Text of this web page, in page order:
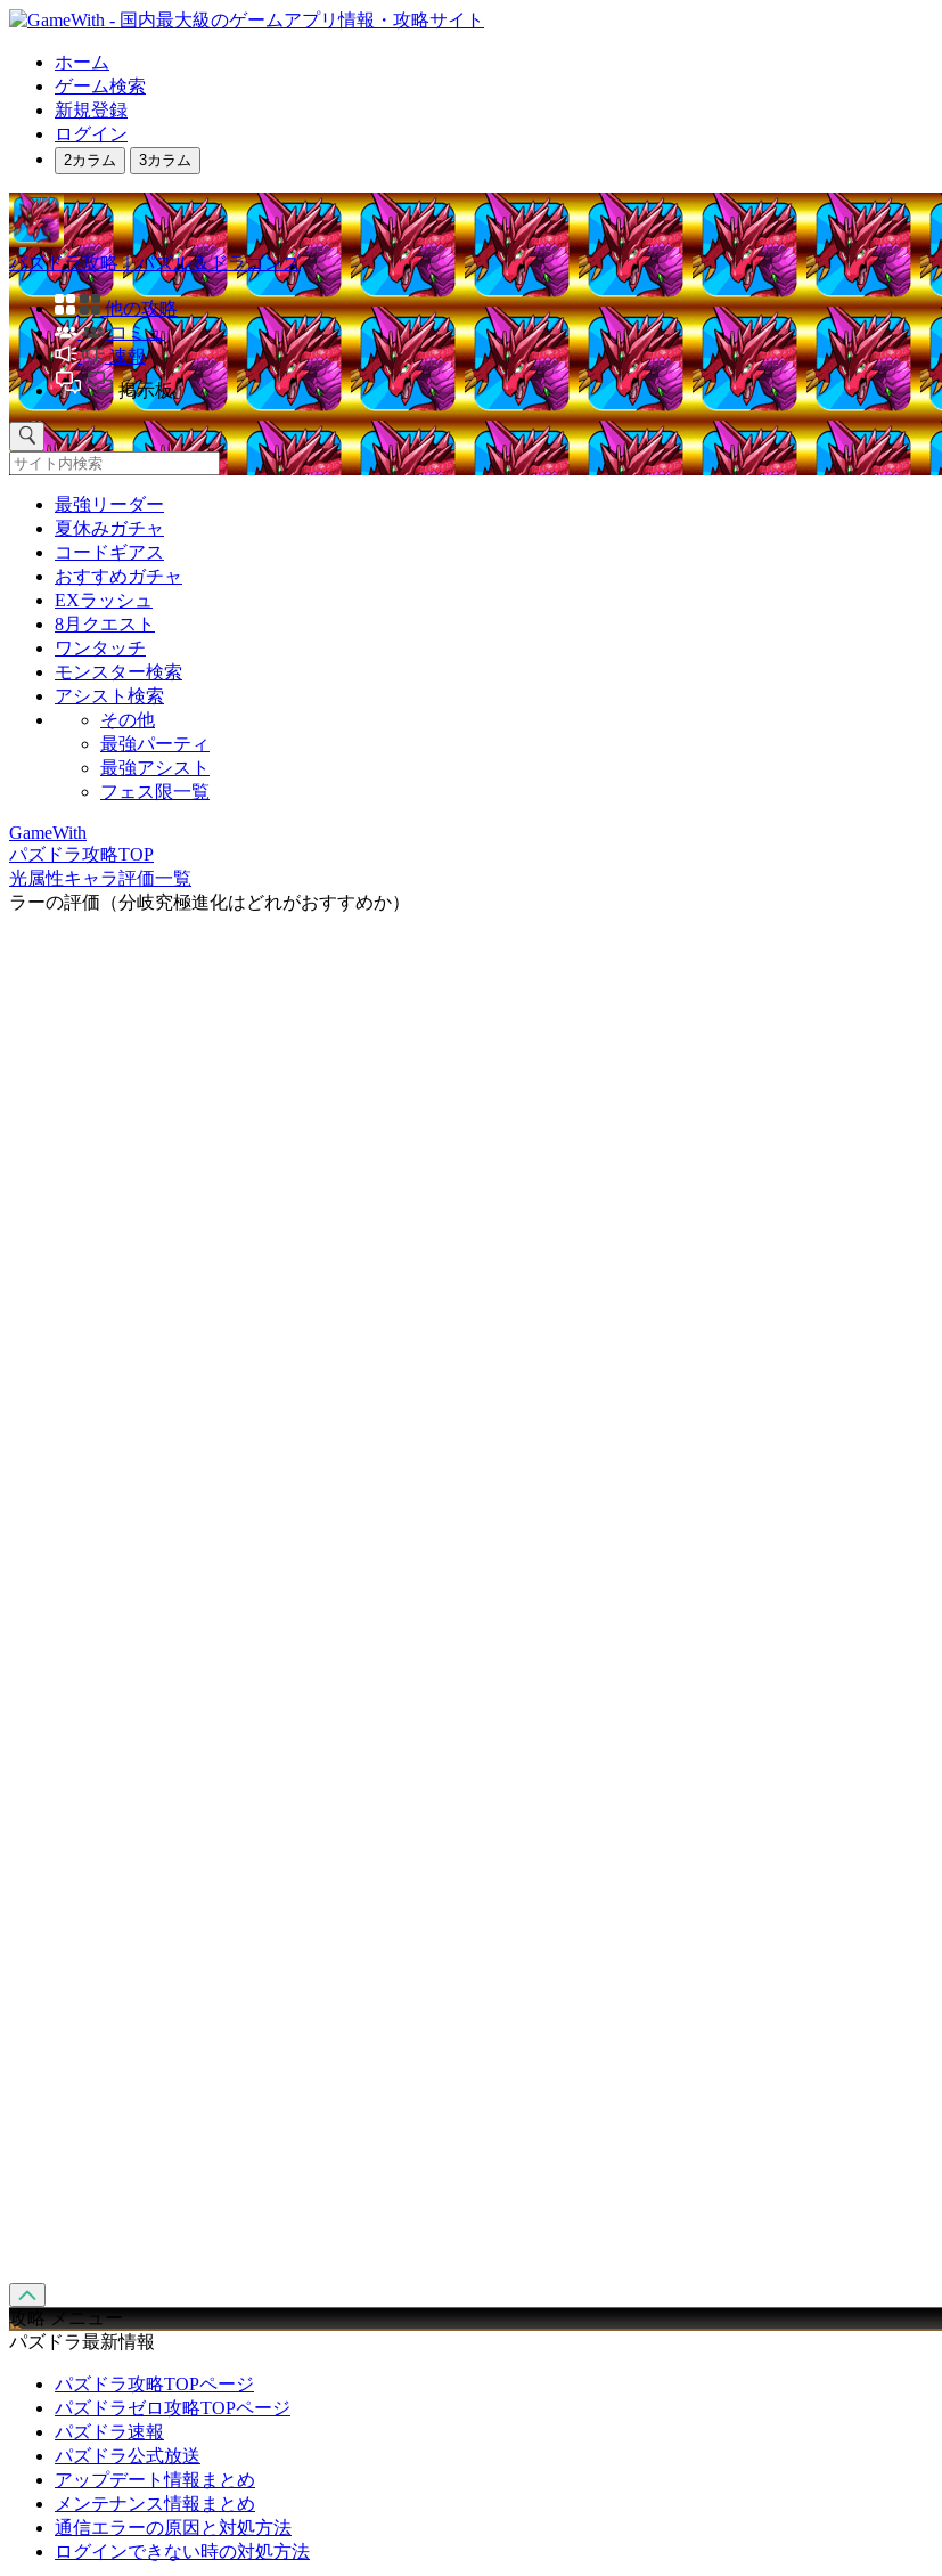
ホーム
ゲーム検索
新規登録
ログイン
2カラム 3カラム
パズドラ攻略｜パズル＆ドラゴンズ
他の攻略
コミュ
速報
掲示板
最強リーダー
夏休みガチャ
コードギアス
おすすめガチャ
EXラッシュ
8月クエスト
ワンタッチ
モンスター検索
アシスト検索
その他
最強パーティ
最強アシスト
フェス限一覧
GameWith
パズドラ攻略TOP
光属性キャラ評価一覧
ラーの評価（分岐究極進化はどれがおすすめか）
攻略 メニュー
パズドラ最新情報
パズドラ攻略TOPページ
パズドラゼロ攻略TOPページ
パズドラ速報
パズドラ公式放送
アップデート情報まとめ
メンテナンス情報まとめ
通信エラーの原因と対処方法
ログインできない時の対処方法